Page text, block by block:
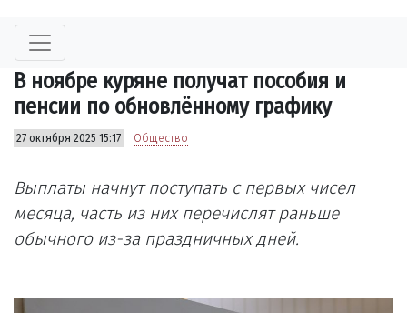
В ноябре куряне получат пособия и
пенсии по обновлённому графику
27 октября 2025 15:17 Общество
Выплаты начнут поступать с первых чисел
месяца, часть из них перечислят раньше
обычного из-за праздничных дней.